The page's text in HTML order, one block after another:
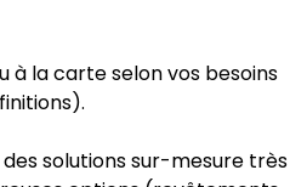
à la carte selon vos besoins
solutions sur-mesure très